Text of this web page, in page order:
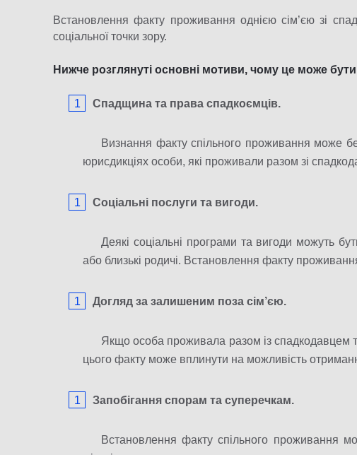
Встановлення факту проживання однією сім’єю зі
соціальної точки зору.
Нижче розглянуті основні мотиви, чому це може
Спадщина та права спадкоємців.
Визнання факту спільного проживання може
юрисдикціях особи, які проживали разом зі
Соціальні послуги та вигоди.
Деякі соціальні програми та вигоди можуть
або близькі родичі. Встановлення факту
Догляд за залишеним поза сім’єю.
Якщо особа проживала разом із спадкодавцем
цього факту може вплинути на можливість
Запобігання спорам та суперечкам.
Встановлення факту спільного проживання